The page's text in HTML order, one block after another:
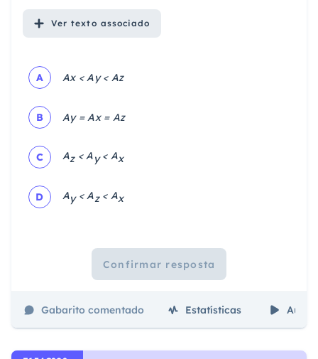
Ver texto associado
A Ax < Ay < Az
B Ay = Ax = Az
C Az< Ay< Ax
D Ay < Az< Ax
Confirmar resposta
Gabarito comentado Estatísticas Aulas